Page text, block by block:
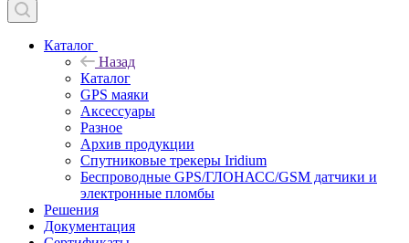
Каталог
Назад
Каталог
GPS маяки
Аксессуары
Разное
Архив продукции
Спутниковые трекеры Iridium
Беспроводные GPS/ГЛОНАСС/GSM датчики и
электронные пломбы
Решения
Документация